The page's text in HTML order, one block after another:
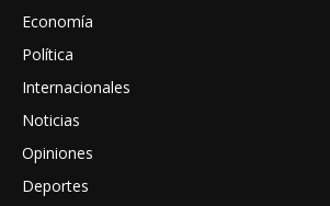
Economía
Política
Internacionales
Noticias
Opiniones
Deportes